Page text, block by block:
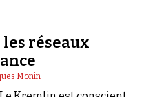
réseaux
Monin